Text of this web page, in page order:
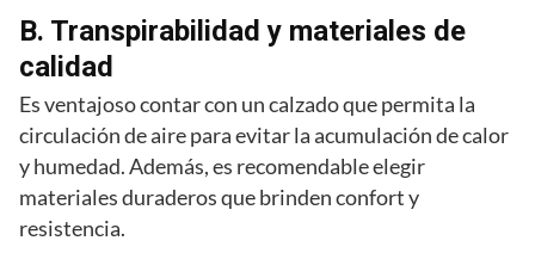
B. Transpirabilidad y materiales de
calidad
Es ventajoso contar con un calzado que permita la
circulación de aire para evitar la acumulación de calor
y humedad. Además, es recomendable elegir
materiales duraderos que brinden confort y
resistencia.